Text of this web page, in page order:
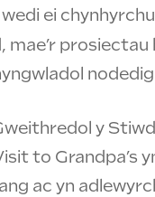
ei
mae’r
y
to Grandpa’s
ac yn